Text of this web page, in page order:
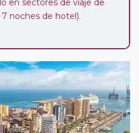
en sectores de viaje de
noches de hotel).
una o más paradas en
de salida. Es
salida posterior a la
salida deseada. El
es de 40 Euros/52
se realiza para tomar